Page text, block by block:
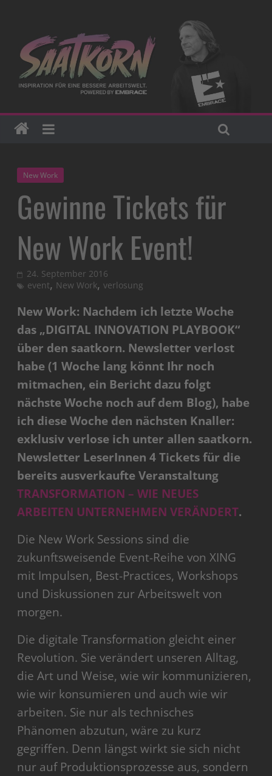
New Work
Gewinne Tickets für
New Work Event!
24. September 2016
event, New Work,verlosung
New Work: Nachdem ich letzte Woche
das „DIGITAL INNOVATION PLAYBOOK“
über den saatkorn. Newsletter verlost
habe (1 Woche lang könnt Ihr noch
mitmachen, ein Bericht dazu folgt
nächste Woche noch auf dem Blog), habe
ich diese Woche den nächsten Knaller:
exklusiv verlose ich unter allen saatkorn.
Newsletter LeserInnen 4 Tickets für die
bereits ausverkaufte Veranstaltung
TRANSFORMATION – WIE NEUES
ARBEITEN UNTERNEHMEN VERÄNDERT.
Die New Work Sessions sind die
zukunftsweisende Event-Reihe von XING
mit Impulsen, Best-Practices, Workshops
und Diskussionen zur Arbeitswelt von
morgen.
Die digitale Transformation gleicht einer
Revolution. Sie verändert unseren Alltag,
die Art und Weise, wie wir kommunizieren,
wie wir konsumieren und auch wie wir
arbeiten. Sie nur als technisches
Phänomen abzutun, wäre zu kurz
gegriffen. Denn längst wirkt sie sich nicht
nur auf Produktionsprozesse aus, sondern